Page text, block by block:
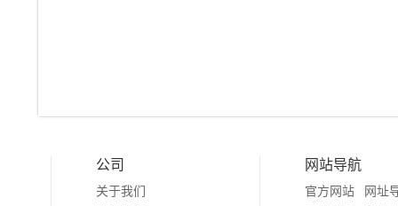
公司
关于我们
网站导航
官方网站
网址